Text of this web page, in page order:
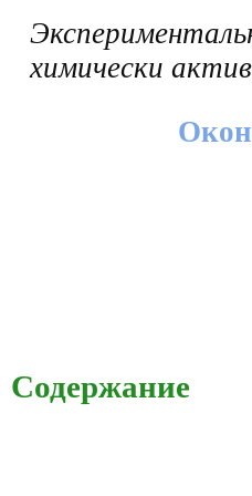
химически
Содержание